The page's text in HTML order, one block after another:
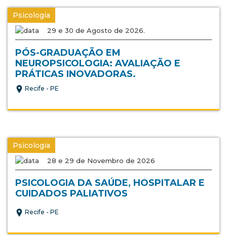
Psicologia
29 e 30 de Agosto de 2026.
PÓS-GRADUAÇÃO EM
NEUROPSICOLOGIA: AVALIAÇÃO E
PRÁTICAS INOVADORAS.
Recife - PE
Psicologia
28 e 29 de Novembro de 2026
PSICOLOGIA DA SAÚDE, HOSPITALAR E
CUIDADOS PALIATIVOS
Recife - PE